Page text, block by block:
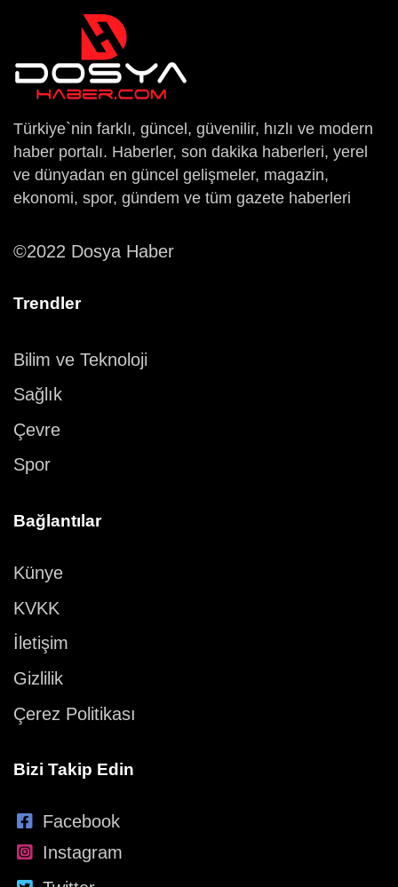
Türkiye`nin farklı, güncel, güvenilir, hızlı ve modern
haber portalı. Haberler, son dakika haberleri, yerel
ve dünyadan en güncel gelişmeler, magazin,
ekonomi, spor, gündem ve tüm gazete haberleri
©2022 Dosya Haber
Trendler
Bilim ve Teknoloji
Sağlık
Çevre
Spor
Bağlantılar
Künye
KVKK
İletişim
Gizlilik
Çerez Politikası
Bizi Takip Edin
Facebook
Instagram